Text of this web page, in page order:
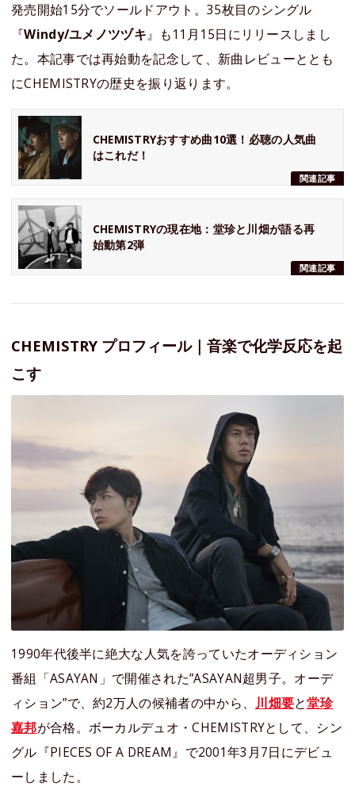
発売開始15分でソールドアウト。35枚目のシングル
『Windy/ユメノツヅキ』も11月15日にリリースしまし
た。本記事では再始動を記念して、新曲レビューととも
にCHEMISTRYの歴史を振り返ります。
関連記事
CHEMISTRYおすすめ曲10選！必聴の人気曲
はこれだ！
関連記事
CHEMISTRYの現在地：堂珍と川畑が語る再
始動第2弾
CHEMISTRY プロフィール｜音楽で化学反応を起
こす
1990年代後半に絶大な人気を誇っていたオーディション
番組「ASAYAN」で開催された”ASAYAN超男子。オーデ
ィション”で、約2万人の候補者の中から、 川畑要と堂珍
嘉邦が合格。ボーカルデュオ・CHEMISTRYとして、シン
グル『PIECES OF A DREAM』で2001年3月7日にデビュ
ーしました。